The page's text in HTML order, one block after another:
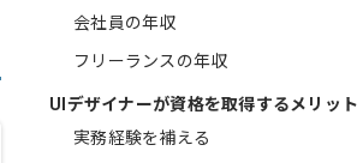
会社員の年収
フリーランスの年収
UIデザイナーが資格を取得するメリット
実務経験を補える